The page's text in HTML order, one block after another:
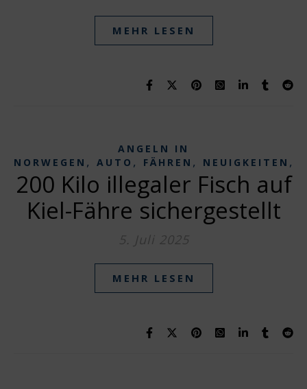
MEHR LESEN
ANGELN IN
NORWEGEN , AUTO , FÄHREN , NEUIGKEITEN ,
200 Kilo illegaler Fisch auf
Kiel-Fähre sichergestellt
5. Juli 2025
MEHR LESEN